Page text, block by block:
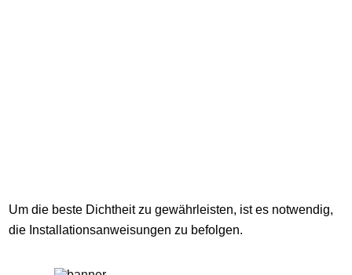
Um die beste Dichtheit zu gewährleisten, ist es notwendig,
die Installationsanweisungen zu befolgen.